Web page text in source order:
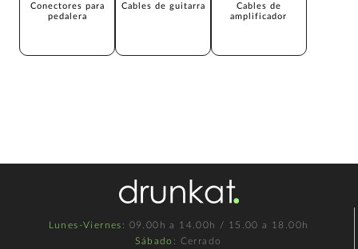
Conectores para
pedalera
Cables de guitarra
Cables de
amplificador
Lunes-Viernes : 09.00h a 14.00h / 15.00 a 18.00h
Sábado : Cerrado